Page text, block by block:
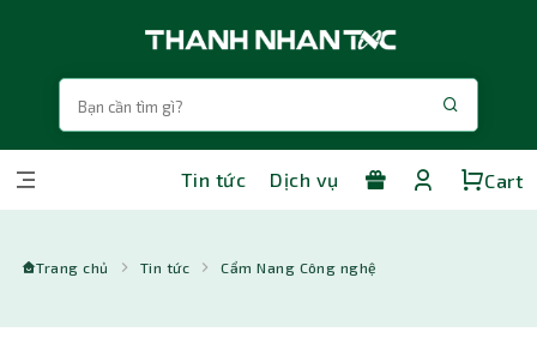
Tin tức Dịch vụ Cart
Trang chủ Tin tức Cẩm Nang Công nghệ